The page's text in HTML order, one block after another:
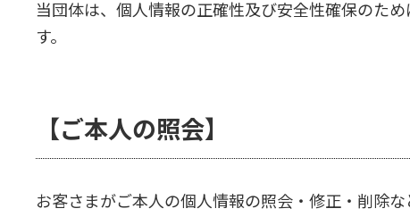
当団体は、個人情報の正確性及び安全性確保のた
す。
【ご本人の照会】
お客さまがご本人の個人情報の照会・修正・削除